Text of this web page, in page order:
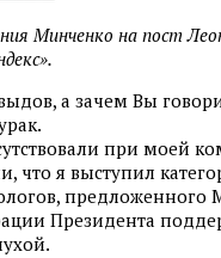
Минченко на пост
а зачем Вы
при моей
что я выступил
Президента